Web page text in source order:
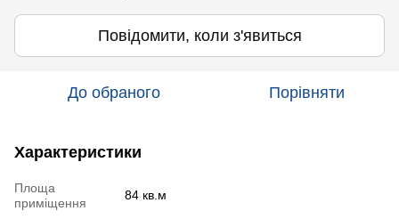
Повідомити, коли з'явиться
До обраного Порівняти
Характеристики
Площа
приміщення
84 кв.м